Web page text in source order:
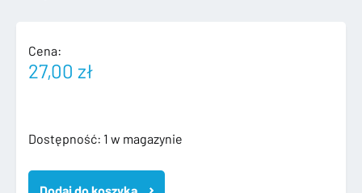
Cena:
27,00 zł
Dostępność: 1 w magazynie
ilość
AUDI